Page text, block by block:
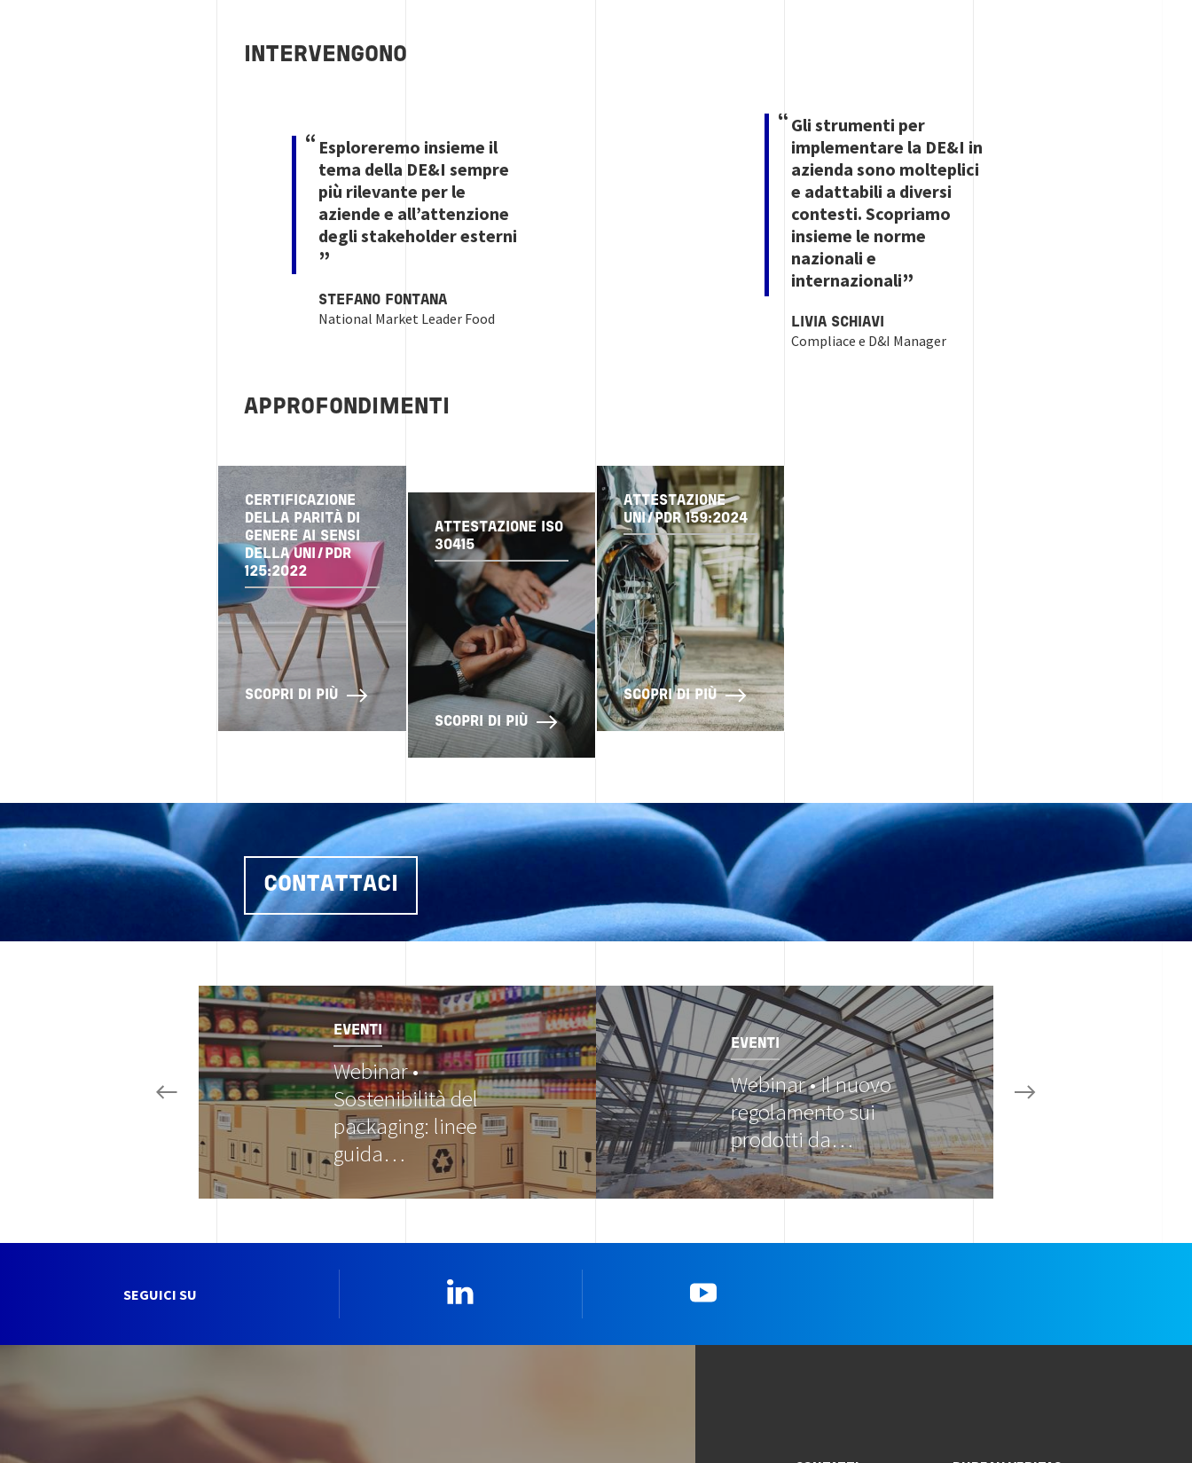
INTERVENGONO
Esploreremo insieme il
tema della DE&I sempre
più rilevante per le
aziende e all’attenzione
degli stakeholder esterni
STEFANO FONTANA
National Market Leader Food
Gli strumenti per
implementare la DE&I in
azienda sono molteplici
e adattabili a diversi
contesti. Scopriamo
insieme le norme
nazionali e
internazionali
LIVIA SCHIAVI
Compliace e D&I Manager
APPROFONDIMENTI
CERTIFICAZIONE
DELLA PARITÀ DI
GENERE AI SENSI
DELLA UNI/PDR
125:2022
SCOPRI DI PIÙ
ATTESTAZIONE ISO
30415
SCOPRI DI PIÙ
ATTESTAZIONE
UNI/PDR 159:2024
SCOPRI DI PIÙ
CONTATTACI
Image
EVENTI
Webinar •
Sostenibilità del
packaging: linee
guida…
Image
EVENTI
Webinar • Il nuovo
regolamento sui
prodotti da…
SEGUICI SU